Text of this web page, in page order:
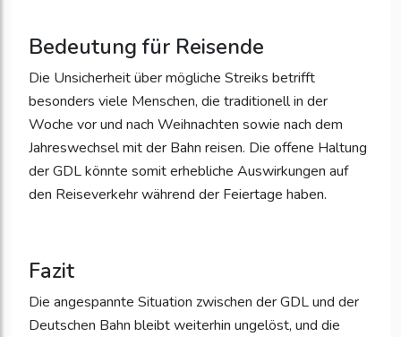
Bedeutung für Reisende
Die Unsicherheit über mögliche Streiks betrifft
besonders viele Menschen, die traditionell in der
Woche vor und nach Weihnachten sowie nach dem
Jahreswechsel mit der Bahn reisen. Die offene Haltung
der GDL könnte somit erhebliche Auswirkungen auf
den Reiseverkehr während der Feiertage haben.
Fazit
Die angespannte Situation zwischen der GDL und der
Deutschen Bahn bleibt weiterhin ungelöst, und die